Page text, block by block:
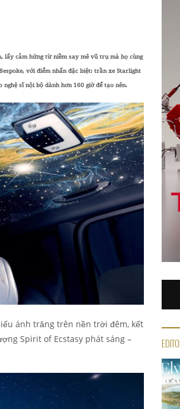
lấy cảm hứng từ niềm say mê vũ trụ mà họ cùng
với điểm nhấn đặc biệt: trần xe Starlight
sĩ nội bộ dành hơn 160 giờ để tạo nên.
ánh trăng trên nền trời đêm, kết
Spirit of Ecstasy phát sáng –